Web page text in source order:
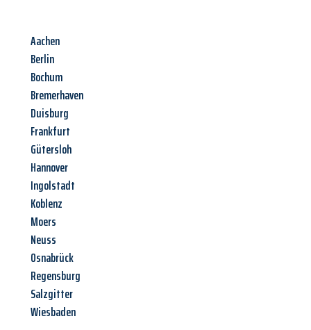
Aachen
Berlin
Bochum
Bremerhaven
Duisburg
Frankfurt
Gütersloh
Hannover
Ingolstadt
Koblenz
Moers
Neuss
Osnabrück
Regensburg
Salzgitter
Wiesbaden